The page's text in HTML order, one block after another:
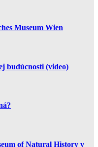
Museum Wien
budúcnosti (video)
of Natural History v